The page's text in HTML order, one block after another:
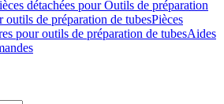
détachées pour Outils de préparation
outils de préparation de tubesPièces
pour outils de préparation de tubesAides